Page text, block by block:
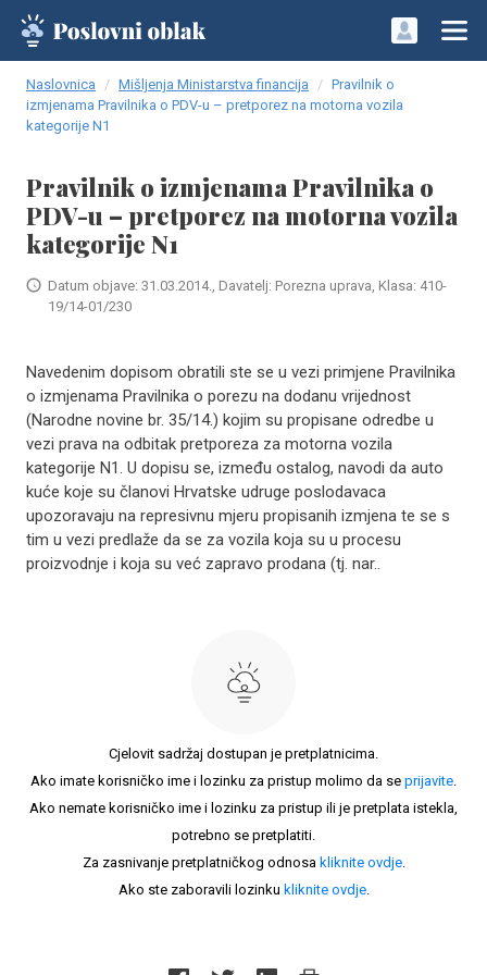
Naslovnica Mišljenja Ministarstva financija
Pravilnik o
izmjenama Pravilnika o PDV-u – pretporez na motorna vozila
kategorije N1
Pravilnik o izmjenama Pravilnika o
PDV-u – pretporez na motorna vozila
kategorije N1
Datum objave: 31.03.2014., Davatelj: Porezna uprava, Klasa: 410-
19/14-01/230
Navedenim dopisom obratili ste se u vezi primjene Pravilnika
o izmjenama Pravilnika o porezu na dodanu vrijednost
(Narodne novine br. 35/14.) kojim su propisane odredbe u
vezi prava na odbitak pretporeza za motorna vozila
kategorije N1. U dopisu se, između ostalog, navodi da auto
kuće koje su članovi Hrvatske udruge poslodavaca
upozoravaju na represivnu mjeru propisanih izmjena te se s
tim u vezi predlaže da se za vozila koja su u procesu
proizvodnje i koja su već zapravo prodana (tj. nar..
Cjelovit sadržaj dostupan je pretplatnicima.
Ako imate korisničko ime i lozinku za pristup molimo da se prijavite.
Ako nemate korisničko ime i lozinku za pristup ili je pretplata istekla,
potrebno se pretplatiti.
Za zasnivanje pretplatničkog odnosa kliknite ovdje.
Ako ste zaboravili lozinku kliknite ovdje.